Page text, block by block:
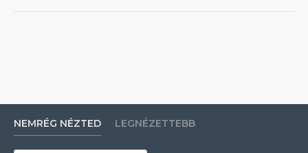
NEMRÉG NÉZTED LEGNÉZETTEBB